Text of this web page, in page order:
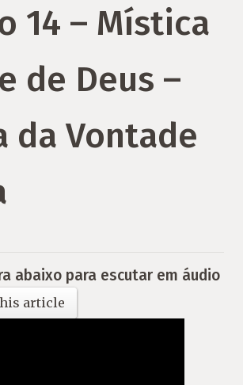
14 – Mística
de Deus –
da Vontade
abaixo para escutar em áudio
article